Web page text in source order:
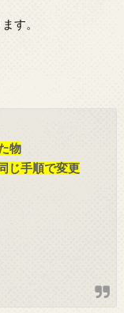
す。
物
じ手順で変更